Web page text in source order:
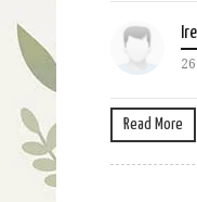
Read More